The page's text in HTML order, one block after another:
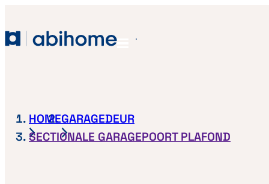
Abihome
HOMEGARAGEDEUR
SECTIONALE GARAGEPOORT PLAFOND